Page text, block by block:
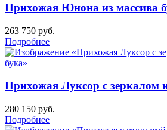
Прихожая Юнона из массива
263 750 руб.
Подробнее
Прихожая Луксор с зеркалом
280 150 руб.
Подробнее